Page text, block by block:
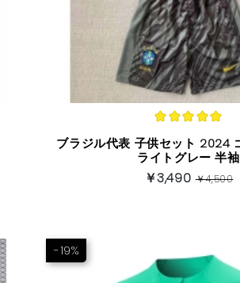
ブラジル代表 子供セット 2024 ゴールキーパー
ライトグレー 半袖
￥3,490￥4,500
-19%